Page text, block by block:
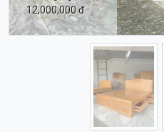
12,000,000 đ